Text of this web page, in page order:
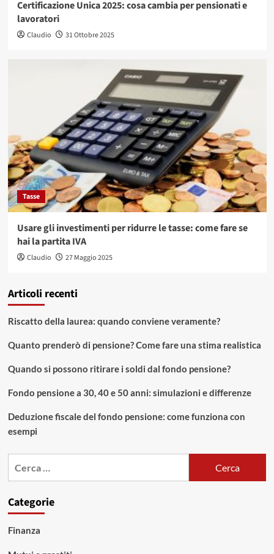
Certificazione Unica 2025: cosa cambia per pensionati e
lavoratori
Claudio 31 Ottobre 2025
Tasse
Usare gli investimenti per ridurre le tasse: come fare se
hai la partita IVA
Claudio 27 Maggio 2025
Articoli recenti
Riscatto della laurea: quando conviene veramente?
Quanto prenderò di pensione? Come fare una stima realistica
Quando si possono ritirare i soldi dal fondo pensione?
Fondo pensione a 30, 40 e 50 anni: simulazioni e differenze
Deduzione fiscale del fondo pensione: come funziona con
esempi
Categorie
Finanza